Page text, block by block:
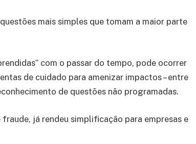
mais simples que tomam a maior parte
com o passar do tempo, pode ocorrer
de cuidado para amenizar impactos – entre
de questões não programadas.
já rendeu simplificação para empresas e